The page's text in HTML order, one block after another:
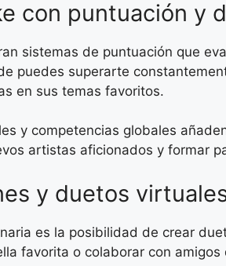
con puntuación y
sistemas de puntuación que
puedes superarte
en sus temas favoritos.
y competencias globales
artistas aficionados y formar
y duetos
es la posibilidad de crear
favorita o colaborar con